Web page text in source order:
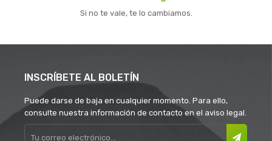
Si no te vale, te lo cambiamos.
INSCRÍBETE AL BOLETÍN
Puede darse de baja en cualquier momento. Para ello,
consulte nuestra información de contacto en el aviso legal.